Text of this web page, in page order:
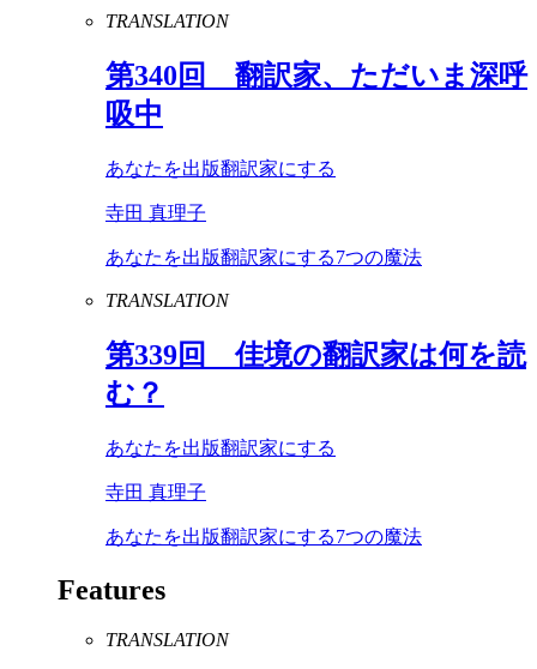
TRANSLATION
第340回 翻訳家、ただいま深呼
吸中
あなたを出版翻訳家にする
寺田 真理子
あなたを出版翻訳家にする7つの魔法
TRANSLATION
第339回 佳境の翻訳家は何を読
む？
あなたを出版翻訳家にする
寺田 真理子
あなたを出版翻訳家にする7つの魔法
Features
TRANSLATION